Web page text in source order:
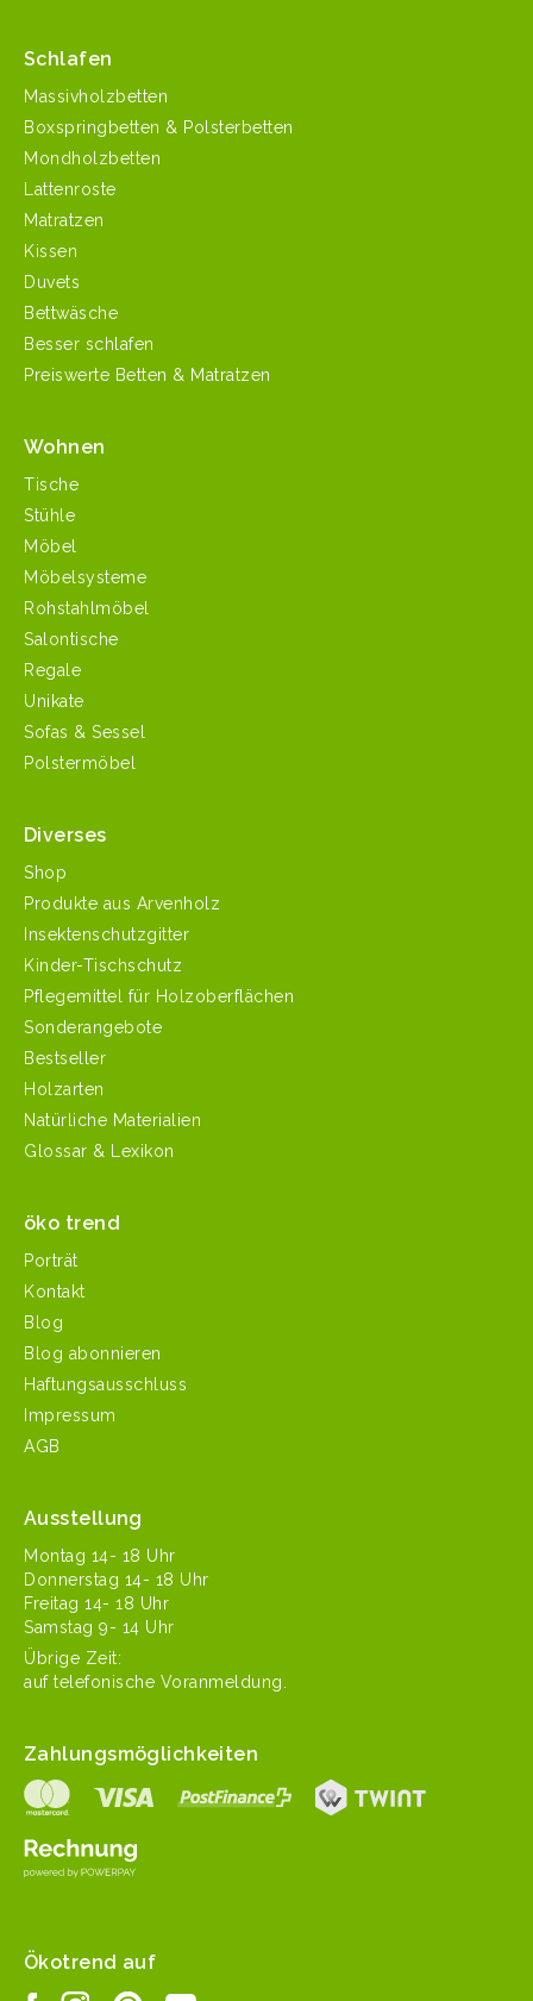
Schlafen
Massivholzbetten
Boxspringbetten & Polsterbetten
Mondholzbetten
Lattenroste
Matratzen
Kissen
Duvets
Bettwäsche
Besser schlafen
Preiswerte Betten & Matratzen
Wohnen
Tische
Stühle
Möbel
Möbelsysteme
Rohstahlmöbel
Salontische
Regale
Unikate
Sofas & Sessel
Polstermöbel
Diverses
Shop
Produkte aus Arvenholz
Insektenschutzgitter
Kinder-Tischschutz
Pflegemittel für Holzoberflächen
Sonderangebote
Bestseller
Holzarten
Natürliche Materialien
Glossar & Lexikon
öko trend
Porträt
Kontakt
Blog
Blog abonnieren
Haftungsausschluss
Impressum
AGB
Ausstellung
Mon­tag 14- 18 Uhr
Don­ner­stag 14- 18 Uhr
Fre­itag 14- 18 Uhr
Sam­stag 9- 14 Uhr
Übrige Zeit:
auf tele­fonis­che Voranmeldung.
Zahlungsmöglichkeiten
Ökotrend auf